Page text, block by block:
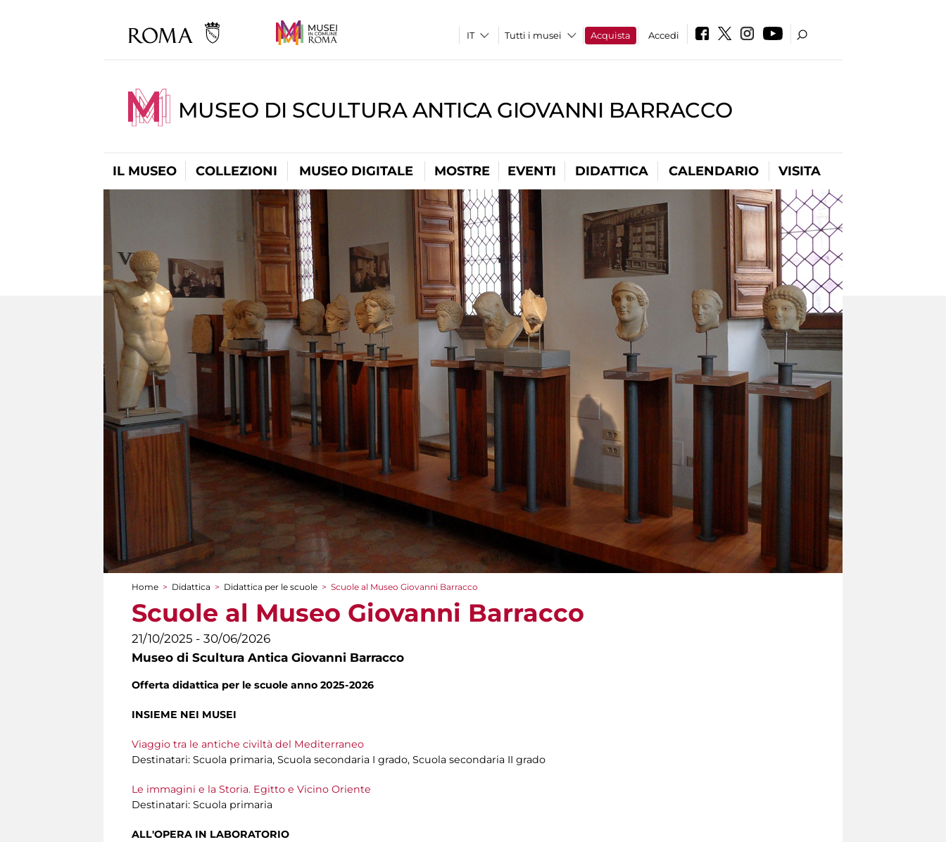
Tutti i musei Acquista Accedi
MUSEO DI SCULTURA ANTICA GIOVANNI BARRACCO
IL MUSEO COLLEZIONI MUSEO DIGITALE MOSTRE EVENTI DIDATTICA CALENDARIO VISITA
Tu sei qui
Home > Didattica > Didattica per le scuole > Scuole al Museo Giovanni Barracco
Scuole al Museo Giovanni Barracco
21/10/2025 - 30/06/2026
Museo di Scultura Antica Giovanni Barracco
Offerta didattica per le scuole anno 2025-2026
INSIEME NEI MUSEI
Viaggio tra le antiche civiltà del Mediterraneo
Destinatari: Scuola primaria, Scuola secondaria I grado, Scuola secondaria II grado
Le immagini e la Storia. Egitto e Vicino Oriente
Destinatari: Scuola primaria
ALL'OPERA IN LABORATORIO